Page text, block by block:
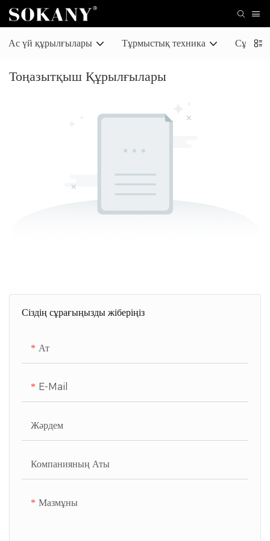
Ас үй құрылғылары Тұрмыстық техника
Тоңазытқыш Құрылғылары
Сіздің сұрағыңызды жіберіңіз
Ат
E-Mail
Жәрдем
Компанияның Аты
Мазмұны